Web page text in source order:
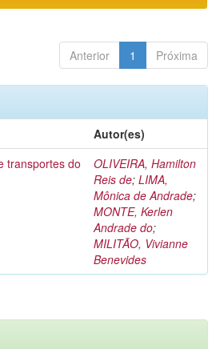
Anterior 1 Próxima
Autor(es)
transportes do
OLIVEIRA, Hamilton
Reis de; LIMA,
Mônica de Andrade;
MONTE, Kerlen
Andrade do;
MILITÃO, Vivianne
Benevides